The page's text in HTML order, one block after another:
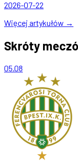
2026-07-22
Więcej artykułów →
Skróty
05.08